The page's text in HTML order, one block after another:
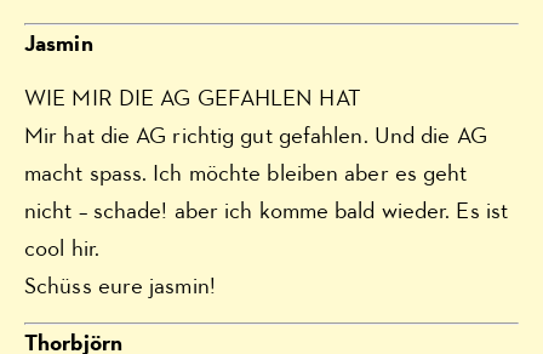
Jasmin
WIE MIR DIE AG GEFAHLEN HAT
Mir hat die AG richtig gut gefahlen. Und die AG
macht spass. Ich möchte bleiben aber es geht
nicht – schade! aber ich komme bald wieder. Es ist
cool hir.
Schüss eure jasmin!
Thorbjörn